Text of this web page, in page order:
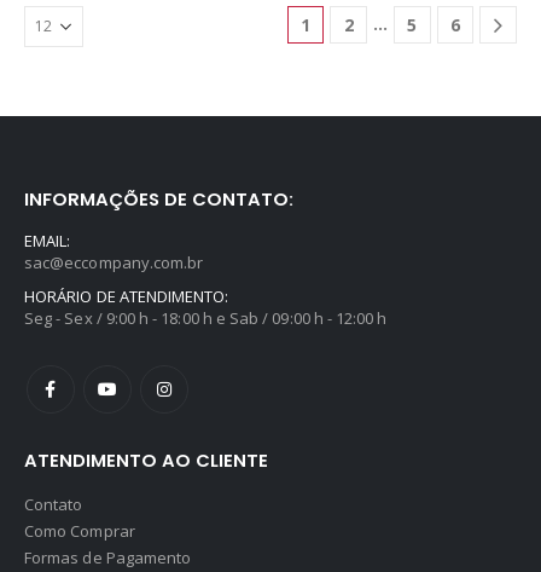
1 2 … 5 6
INFORMAÇÕES DE CONTATO:
EMAIL:
sac@eccompany.com.br
HORÁRIO DE ATENDIMENTO:
Seg - Sex / 9:00 h - 18:00 h e Sab / 09:00 h - 12:00 h
ATENDIMENTO AO CLIENTE
Contato
Como Comprar
Formas de Pagamento